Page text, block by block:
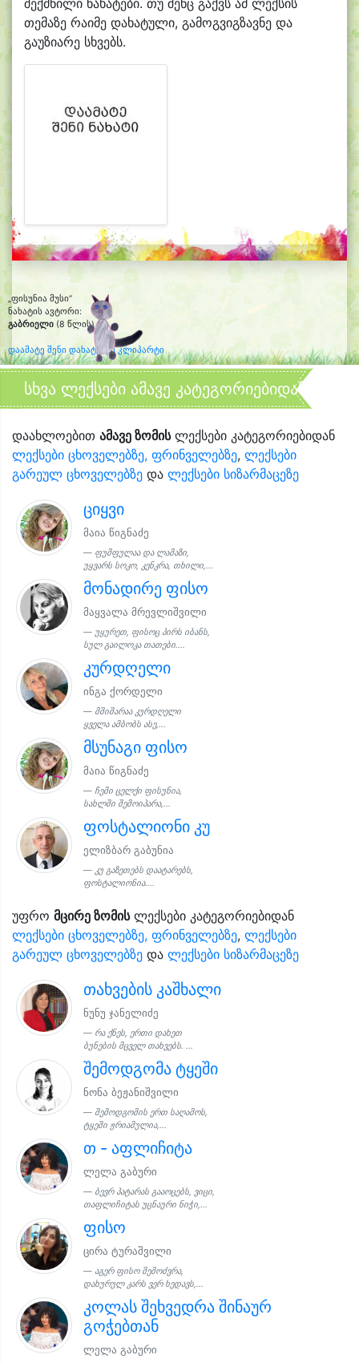
თემაზე რაიმე დახატული, გამოგვიგზავნე და
გაუზიარე სხვებს.
„ფისუნია მუსი“
ნახატის ავტორი:
გაბრიელი (8 წლის)
დაამატე შენი დახატული კლიპარტი
სხვა ლექსები ამავე კატეგორიებიდან
დაახლოებით ამავე ზომისლექსები კატეგორიებიდან
ლექსები ცხოველებზე, ფრინველებზე, ლექსები
გარეულ ცხოველებზე და ლექსები სიზარმაცეზე
ციყვი
მაია წიგნაძე
ფუმფულაა და ლამაზი,
უყვარს სოკო, კენკრა, თხილი,...
მონადირე ფისო
მაყვალა მრევლიშვილი
უყურეთ, ფისოც პირს იბანს,
სულ გაილოკა თათები....
კურდღელი
ინგა ქორდელი
მშიშარაა კურდღელი
ყველა ამბობს ასე,...
მსუნაგი ფისო
მაია წიგნაძე
ჩემი ცელქი ფისუნია,
სახლში შემოიპარა,...
ფოსტალიონი კუ
ელიზბარ გაბუნია
კუ გაზეთებს დაატარებს,
ფოსტალიონია....
უფრო მცირე ზომისლექსები კატეგორიებიდან
ლექსები ცხოველებზე, ფრინველებზე, ლექსები
გარეულ ცხოველებზე და ლექსები სიზარმაცეზე
თახვების კაშხალი
ნუნუ ჯანელიძე
რა ქნეს, ერთი დახეთ
ბუნების მცველ თახვებს. ...
შემოდგომა ტყეში
ნონა ბეჟანიშვილი
შემოდგომის ერთ საღამოს,
ტყეში ჟრიამულია,...
თ - აფლიჩიტა
ლელა გაბური
ბევრ პატარას გააოცებს, ვიცი,
თაფლიჩიტას უცნაური ნიჭი,...
ფისო
ცირა ტურაშვილი
აგერ ფისო შემოძვრა,
დახურულ კარს ვერ ხედავს,...
კოლას შეხვედრა შინაურ
გოჭებთან
ლელა გაბური